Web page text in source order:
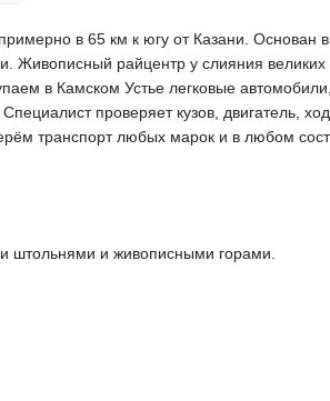
в 65 км к югу от Казани. Основан
Живописный райцентр у слияния
в Камском Устье легковые
проверяет кузов, двигатель,
транспорт любых марок и в любом
штольнями и живописными горами.